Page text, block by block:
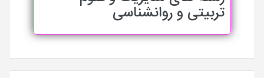
تربیتی و روانشناسی